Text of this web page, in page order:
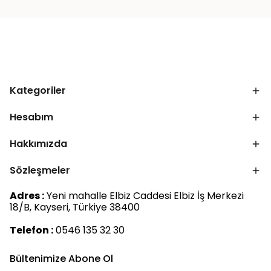
Kategoriler
Hesabım
Hakkımızda
Sözleşmeler
Adres :Yeni mahalle Elbiz Caddesi Elbiz İş Merkezi
18/B, Kayseri, Türkiye 38400
Telefon :0546 135 32 30
Bültenimize Abone Ol